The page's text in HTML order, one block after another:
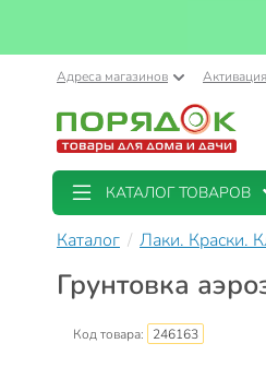
Адреса магазинов
КАТАЛОГ ТОВАРОВ
Каталог Лаки. Краски.
Грунтовка
Код товара: 246163